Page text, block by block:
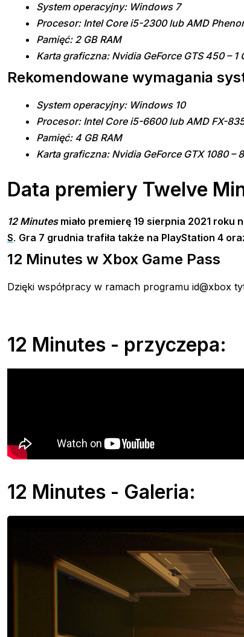
System operacyjny: Windows 7
Procesor: Intel Core i5-2300 lub AMD
Pamięć: 2 GB RAM
Karta graficzna: Nvidia GeForce GTS 450 – 1
Rekomendowane wymagania
System operacyjny: Windows 10
Procesor: Intel Core i5-6600 lub AMD FX-
Pamięć: 4 GB RAM
Karta graficzna: Nvidia GeForce GTX 1080 –
Data premiery Twelve
12 Minutesmiało premierę 19 sierpnia 2021 roku
S. Gra 7 grudnia trafiła także na PlayStation 4
12 Minutes w Xbox Game Pass
Dzięki współpracy w ramach programu id@xbox
12 Minutes - przyczepa:
12 Minutes - Galeria: